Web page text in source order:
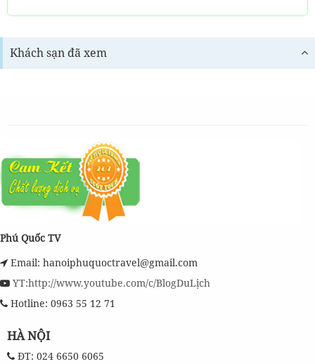
Khách sạn đã xem
Phú Quốc TV
Email: hanoiphuquoctravel@gmail.com
YT:http://www.youtube.com/c/BlogDuLịch
Hotline: 0963 55 12 71
HÀ NỘI
ĐT: 024 6650 6065